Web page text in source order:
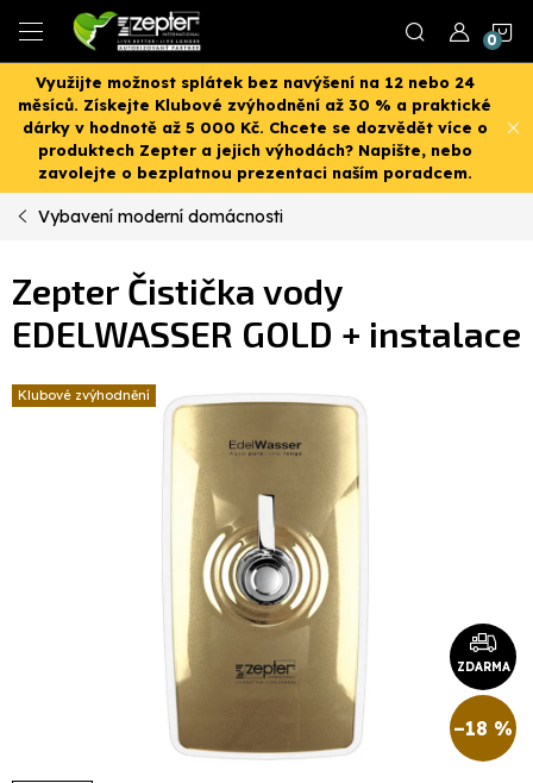
obsah
Využijte možnost splátek bez navýšení na 12 nebo 24
měsíců. Získejte Klubové zvýhodnění až 30 % a praktické
dárky v hodnotě až 5 000 Kč. Chcete se dozvědět více o
produktech Zepter a jejich výhodách? Napište, nebo
zavolejte o bezplatnou prezentaci naším poradcem.
Vybavení moderní domácnosti
Zepter Čistička vody
EDELWASSER GOLD + instalace
Klubové zvýhodnění
ZDARMA
–18 %